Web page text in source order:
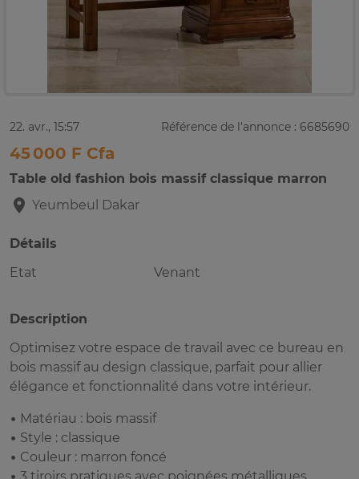
22. avr., 15:57 Référence de l'annonce : 6685690
45 000 F Cfa
Table old fashion bois massif classique marron
Yeumbeul
Dakar
Détails
Etat
Venant
Description
Optimisez votre espace de travail avec ce bureau en
bois massif au design classique, parfait pour allier
élégance et fonctionnalité dans votre intérieur.
• Matériau : bois massif
• Style : classique
• Couleur : marron foncé